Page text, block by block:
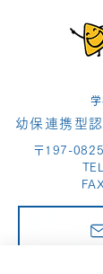
幼保連携型
〒197-